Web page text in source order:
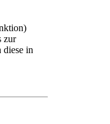
zur
diese in